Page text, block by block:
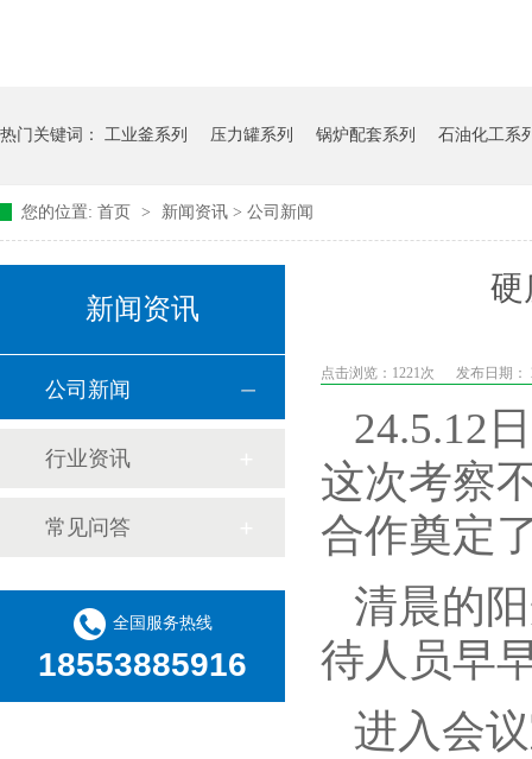
热门关键词： 工业釜系列 压力罐系列 锅炉配套系列 石油化工系
您的位置: 首页 > 新闻资讯 > 公司新闻
新闻资讯
公司新闻
行业资讯
常见问答
全国服务热线
18553885916
硬
点击浏览： 1221次 发布日期：
24.5.12
这次考察
合作奠定
清晨的
待人员早
进入会